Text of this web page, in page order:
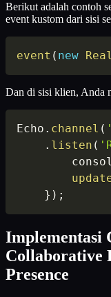
Berikut adalah contoh
event kustom dari sisi
event ( new
Dan di sisi klien, Anda
Echo . channel (
. listen (
} ) ;
Implementasi
Collaborative
Presence